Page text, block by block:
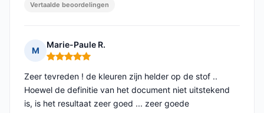
Vertaalde beoordelingen
M
Marie-Paule R.
Opmerking: 5 van 5
Zeer tevreden ! de kleuren zijn helder op de stof ..
Hoewel de definitie van het document niet uitstekend
is, is het resultaat zeer goed ... zeer goede